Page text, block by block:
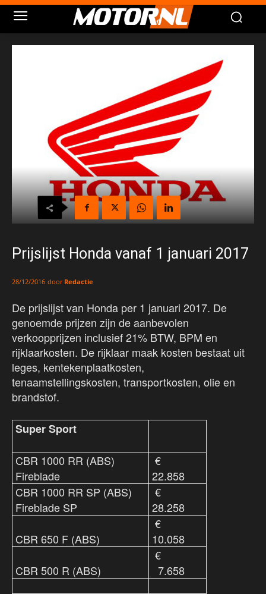
Prijslijst Honda vanaf 1 januari 2017
28/12/2016 door Redactie
De prijslijst van Honda per 1 januari 2017. De
genoemde prijzen zijn de aanbevolen
verkoopprijzen inclusief 21% BTW, BPM en
rijklaarkosten. De rijklaar maak kosten bestaat uit
leges, kentekenplaatkosten,
tenaamstellingskosten, transportkosten, olie en
brandstof.
Super Sport
CBR 1000 RR (ABS)
Fireblade
€
22.858
CBR 1000 RR SP (ABS)
Fireblade SP
€
28.258
CBR 650 F (ABS)
€
10.058
CBR 500 R (ABS)
€
7.658